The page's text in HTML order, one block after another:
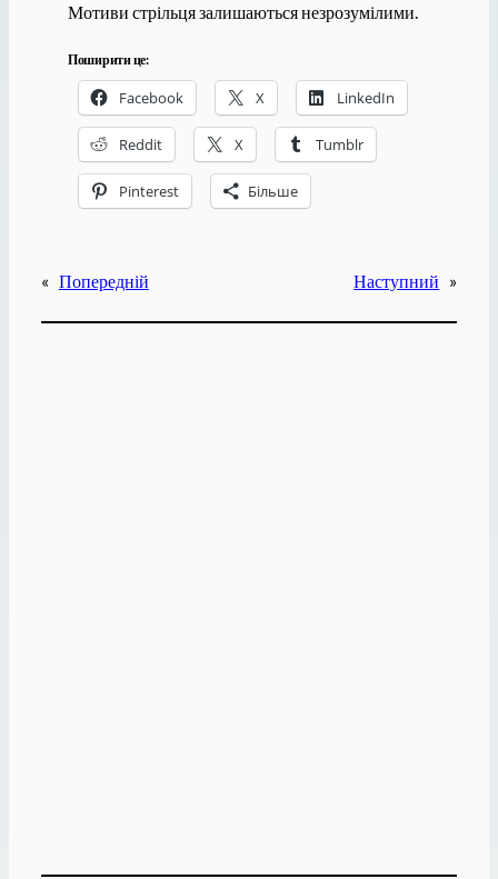
Мотиви стрільця залишаються незрозумілими.
Поширити це:
Facebook X LinkedIn
Reddit X Tumblr
Pinterest Більше
« Попередній Наступний »